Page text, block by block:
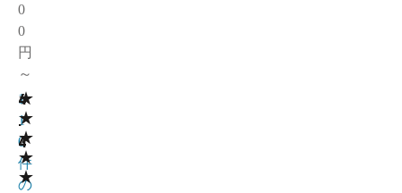
0
0
円
～
★
★
★
★
★
4
.
4
1
1
0
件
の